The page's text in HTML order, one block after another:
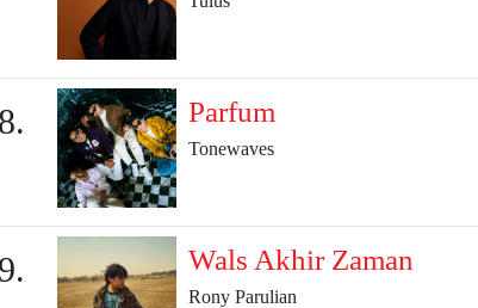
Parfum
Tonewaves
Wals Akhir Zaman
Rony Parulian